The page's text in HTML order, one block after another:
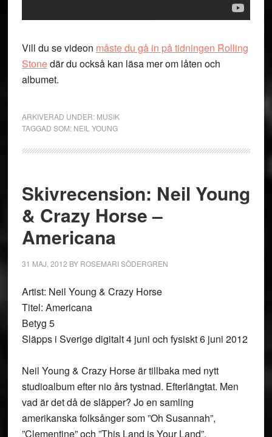
Vill du se videon måste du gå in på tidningen Rolling
Stonedär du också kan läsa mer om låten och
albumet.
ARKIVERAD UNDER: MUSIK
TAGGAD SOM: NEIL YOUNG
Skivrecension: Neil Young
& Crazy Horse –
Americana
31 MAJ, 2012 BY ROSEMARI SÖDERGREN
Artist: Neil Young & Crazy Horse
Titel: Americana
Betyg 5
Släpps i Sverige digitalt 4 juni och fysiskt 6 juni 2012
Neil Young & Crazy Horse är tillbaka med nytt
studioalbum efter nio års tystnad. Efterlängtat. Men
vad är det då de släpper? Jo en samling
amerikanska folksånger som ”Oh Susannah”,
”Clementine” och ”This Land is Your Land”.